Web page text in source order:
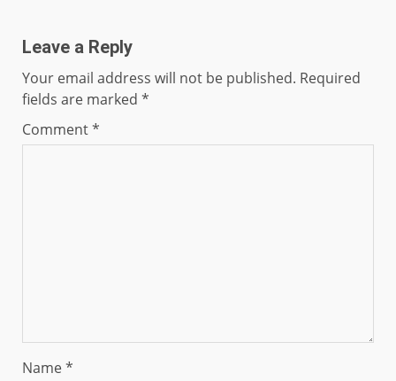
Leave a Reply
Your email address will not be published. Required
fields are marked *
Comment*
Name*